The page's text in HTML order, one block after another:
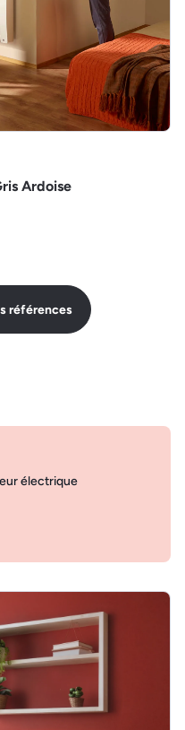
Ardoise
références
électrique